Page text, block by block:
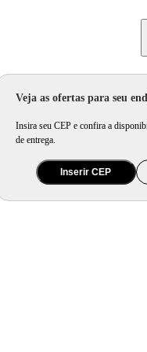
Veja as ofertas para seu
Insira seu CEP e confira a
de entrega.
Inserir CEP